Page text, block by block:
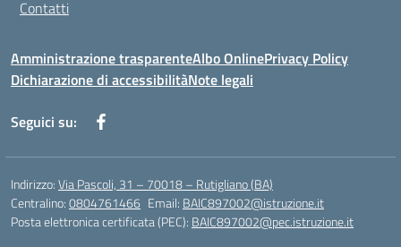
Contatti
Amministrazione trasparenteAlbo OnlinePrivacy Policy
Dichiarazione di accessibilitàNote legali
Seguici su:
Indirizzo:Via Pascoli, 31 – 70018 – Rutigliano (BA)
Centralino:0804761466 Email: BAIC897002@istruzione.it
Posta elettronica certificata (PEC): BAIC897002@pec.istruzione.it